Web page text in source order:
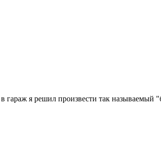
я решил произвести так называемый